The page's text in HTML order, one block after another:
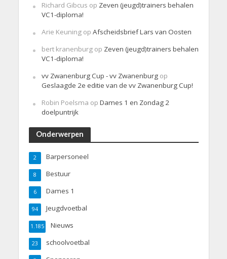
Richard Gibcus op Zeven (jeugd)trainers behalen
VC1-diploma!
Arie Keuningop Afscheidsbrief Lars van Oosten
bert kranenburgop Zeven (jeugd)trainers behalen
VC1-diploma!
vv Zwanenburg Cup - vv Zwanenburgop
Geslaagde 2e editie van de vv Zwanenburg Cup!
Robin Poelsma op Dames 1 en Zondag 2
doelpuntrijk
Onderwerpen
Barpersoneel
2
Bestuur
8
Dames 1
6
Jeugdvoetbal
94
Nieuws
1.185
schoolvoetbal
23